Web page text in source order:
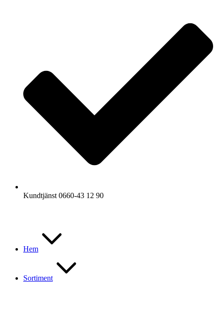
Kundtjänst 0660-43 12 90
Hem
Sortiment